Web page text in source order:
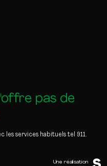
pas de
les services habituels tel 911.
Une réalisation